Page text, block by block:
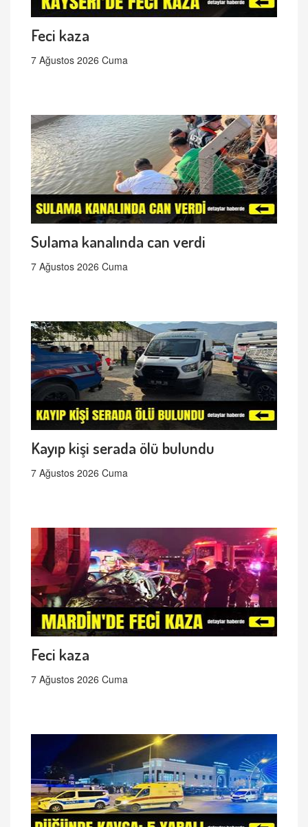
Feci kaza
7 Ağustos 2026 Cuma
Sulama kanalında can verdi
7 Ağustos 2026 Cuma
Kayıp kişi serada ölü bulundu
7 Ağustos 2026 Cuma
Feci kaza
7 Ağustos 2026 Cuma